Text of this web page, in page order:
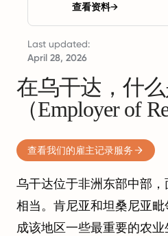
查看资料→
Last updated:
April 28, 2026
在乌干达，什
（Employer of
查看我们的雇主记录服务
乌干达位于非洲东部中部
相当。肯尼亚和坦桑尼亚
成该地区一些最重要的农